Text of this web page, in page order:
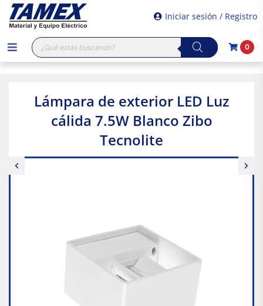
Iniciar sesión / Registro
Búsqueda
de
productos
0
Lámpara de exterior LED Luz
cálida 7.5W Blanco Zibo
Tecnolite